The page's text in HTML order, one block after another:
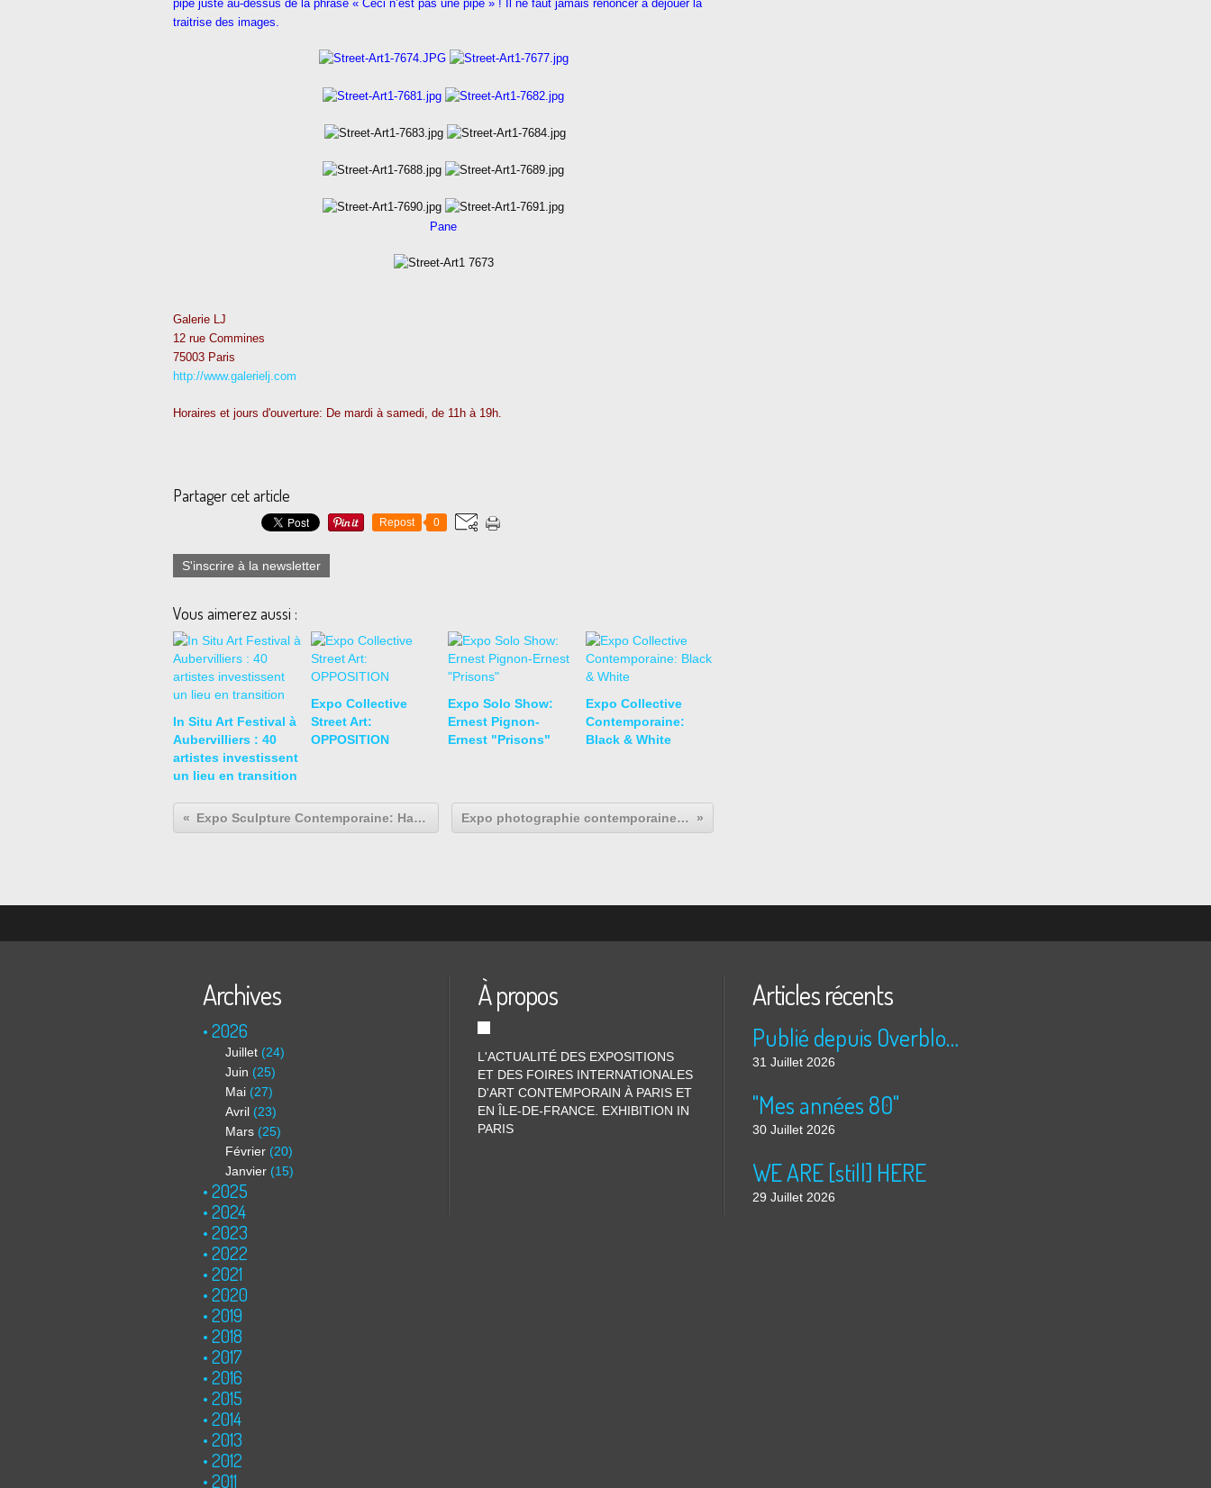
pipe juste au-dessus de la phrase « Ceci n’est pas une pipe » ! Il ne faut jamais renoncer à déjouer la
traitrise des images.
Pane
Galerie LJ
12 rue Commines
75003 Paris
http://www.galerielj.com
Horaires et jours d'ouverture: De mardi à samedi, de 11h à 19h.
Partager cet article
Repost 0
S'inscrire à la newsletter
Vous aimerez aussi :
In Situ Art Festival à
Aubervilliers : 40
artistes investissent
un lieu en transition
Expo Collective
Street Art:
OPPOSITION
Expo Solo Show:
Ernest Pignon-
Ernest "Prisons"
Expo Collective
Contemporaine:
Black & White
Expo Sculpture Contemporaine: Haegue Yang "Ovals and Circles" Expo photographie contemporaine: Cedric Tanguy " Mehdusine"
Archives
2026
Juillet (24)
Juin (25)
Mai (27)
Avril (23)
Mars (25)
Février (20)
Janvier (15)
2025
2024
2023
2022
2021
2020
2019
2018
2017
2016
2015
2014
2013
2012
2011
À propos
L'ACTUALITÉ DES EXPOSITIONS
ET DES FOIRES INTERNATIONALES
D'ART CONTEMPORAIN À PARIS ET
EN ÎLE-DE-FRANCE. EXHIBITION IN
PARIS
Articles récents
Publié depuis Overblog et Facebook
31 Juillet 2026
"Mes années 80"
30 Juillet 2026
WE ARE [still] HERE
29 Juillet 2026